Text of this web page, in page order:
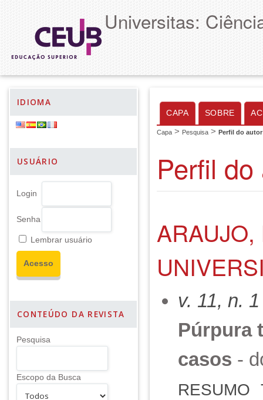
Universitas:
IDIOMA
USUÁRIO
Login
Senha
Lembrar usuário
CONTEÚDO DA REVISTA
Pesquisa
Escopo da Busca
CAPA SOBRE
Capa > Pesquisa > Perfil do autor
Perfil
v. 11, n.
Púrpura
casos -
RESUMO